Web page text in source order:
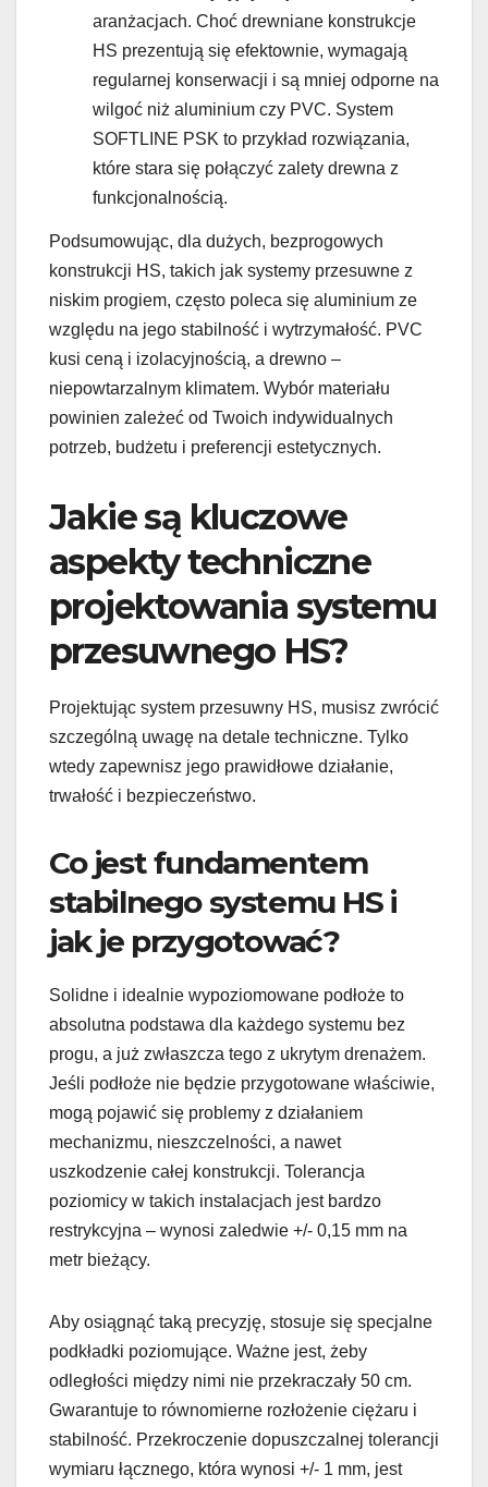
aranżacjach. Choć drewniane konstrukcje
HS prezentują się efektownie, wymagają
regularnej konserwacji i są mniej odporne na
wilgoć niż aluminium czy PVC. System
SOFTLINE PSK to przykład rozwiązania,
które stara się połączyć zalety drewna z
funkcjonalnością.
Podsumowując, dla dużych, bezprogowych
konstrukcji HS, takich jak systemy przesuwne z
niskim progiem, często poleca się aluminium ze
względu na jego stabilność i wytrzymałość. PVC
kusi ceną i izolacyjnością, a drewno –
niepowtarzalnym klimatem. Wybór materiału
powinien zależeć od Twoich indywidualnych
potrzeb, budżetu i preferencji estetycznych.
Jakie są kluczowe
aspekty techniczne
projektowania systemu
przesuwnego HS?
Projektując system przesuwny HS, musisz zwrócić
szczególną uwagę na detale techniczne. Tylko
wtedy zapewnisz jego prawidłowe działanie,
trwałość i bezpieczeństwo.
Co jest fundamentem
stabilnego systemu HS i
jak je przygotować?
Solidne i idealnie wypoziomowane podłoże to
absolutna podstawa dla każdego systemu bez
progu, a już zwłaszcza tego z ukrytym drenażem.
Jeśli podłoże nie będzie przygotowane właściwie,
mogą pojawić się problemy z działaniem
mechanizmu, nieszczelności, a nawet
uszkodzenie całej konstrukcji. Tolerancja
poziomicy w takich instalacjach jest bardzo
restrykcyjna – wynosi zaledwie +/- 0,15 mm na
metr bieżący.
Aby osiągnąć taką precyzję, stosuje się specjalne
podkładki poziomujące. Ważne jest, żeby
odległości między nimi nie przekraczały 50 cm.
Gwarantuje to równomierne rozłożenie ciężaru i
stabilność. Przekroczenie dopuszczalnej tolerancji
wymiaru łącznego, która wynosi +/- 1 mm, jest